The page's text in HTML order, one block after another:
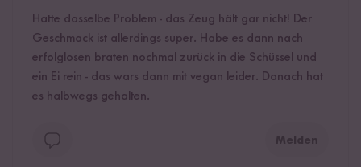
Hatte dasselbe Problem - das Zeug hält gar nicht! Der
Geschmack ist allerdings super. Habe es dann nach
erfolglosen braten nochmal zurück in die Schüssel und
ein Ei rein - das wars dann mit vegan leider. Danach hat
es halbwegs gehalten.
Melden